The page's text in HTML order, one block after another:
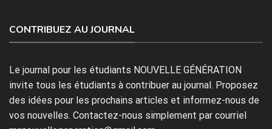
CONTRIBUEZ AU JOURNAL
Le journal pour les étudiants NOUVELLE GÉNÉRATION
invite tous les étudiants à contribuer au journal. Proposez
des idées pour les prochains articles et informez-nous de
vos nouvelles. Contactez-nous simplement par courriel